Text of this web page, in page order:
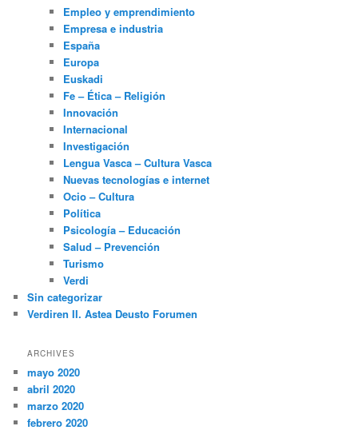
Empleo y emprendimiento
Empresa e industria
España
Europa
Euskadi
Fe – Ética – Religión
Innovación
Internacional
Investigación
Lengua Vasca – Cultura Vasca
Nuevas tecnologías e internet
Ocio – Cultura
Política
Psicología – Educación
Salud – Prevención
Turismo
Verdi
Sin categorizar
Verdiren II. Astea Deusto Forumen
ARCHIVES
mayo 2020
abril 2020
marzo 2020
febrero 2020